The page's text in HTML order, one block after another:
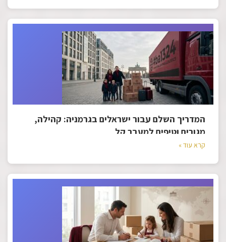
המדריך השלם עבור ישראלים בגרמניה: קהילה,
מגורים וטיפים למעבר קל
קרא עוד »